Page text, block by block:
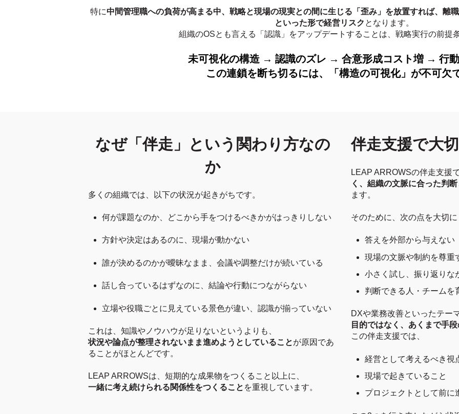
特に中間管理職への負荷が高まる中、戦略と現場の現実との間に生じる「歪み」を放置すれば、離
といった形で経営リスク となります。
組織のOSとも言える「認識」をアップデートすることは、戦略実行の前提
未可視化の構造 → 認識のズレ → 合意形成コスト増 → 行
この連鎖を断ち切るには、「構造の可視化」が不可欠
なぜ「伴走」という関わり方なの
か
多くの組織では、以下の状況が起きがちです。
何が課題なのか、どこから手をつけるべきかがはっきりしない
方針や決定はあるのに、現場が動かない
誰が決めるのかが曖昧なまま、会議や調整だけが続いている
話し合っているはずなのに、結論や行動につながらない
立場や役職ごとに見えている景色が違い、認識が揃っていない
これは、知識やノウハウが足りないというよりも、
状況や論点が整理されないまま進めようとしていることが原因であ
ることがほとんどです。
LEAP ARROWSは、短期的な成果物をつくること以上に、
一緒に考え続けられる関係性をつくること を重視しています。
伴走支援で大
LEAP ARROWSの伴走支援
く、組織の文脈に合った判
ます。
そのために、次の点を大切
答えを外部から与えない
現場の文脈や制約を尊重
小さく試し、振り返りな
判断できる人・チームを
DXや業務改善といったテー
目的ではなく、あくまで手
この伴走支援では、
経営として考えるべき視
現場で起きていること
プロジェクトとして前に